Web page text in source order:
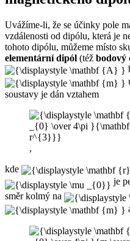
Uvážíme-li, že se účinky pole
vzdálenosti od dipólu, která je
tohoto dipólu, můžeme místo
elementární dipól (též bodový
soustavy je dán vztahem
,
kde
je
směr kolmý na